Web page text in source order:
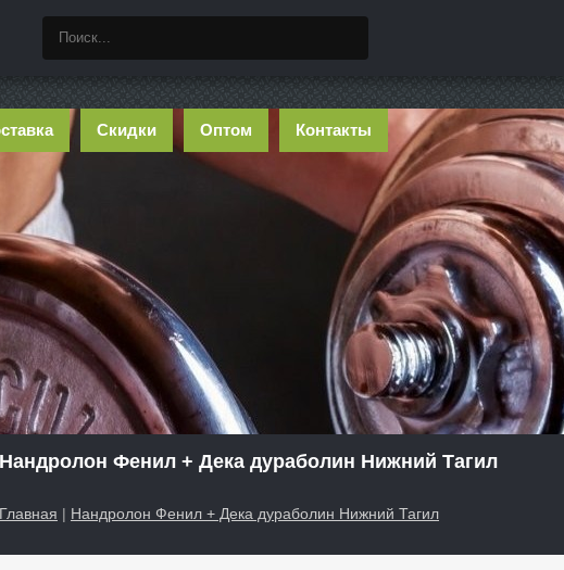
Скидки Оптом Контакты
Нандролон Фенил + Дека дураболин Нижний Тагил
Главная | Нандролон Фенил + Дека дураболин Нижний Тагил